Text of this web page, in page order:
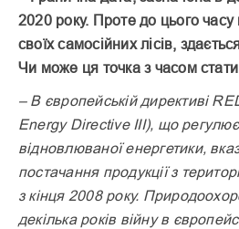
2020 року. Проте до цього часу
своїх самосійних лісів,
Чи може ця точка з часом
– В європейській директиві
Energy Directive III), що
відновлюваної енергетики,
постачання продукції з
з кінця 2008 року.
декілька років війну в